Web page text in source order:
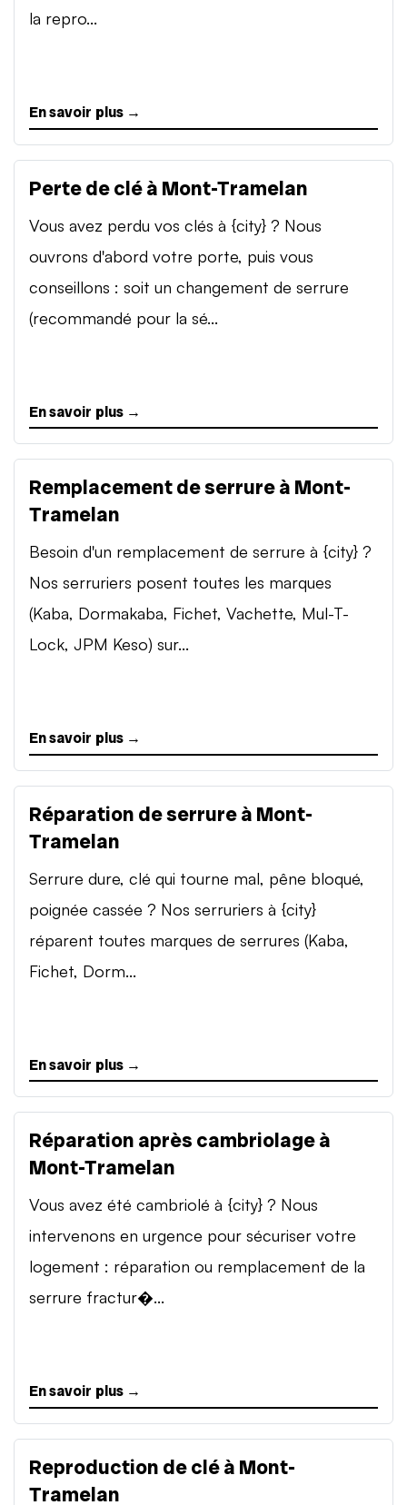
la repro...
En savoir plus →
Perte de clé à Mont-Tramelan
Vous avez perdu vos clés à {city} ? Nous
ouvrons d'abord votre porte, puis vous
conseillons : soit un changement de serrure
(recommandé pour la sé...
En savoir plus →
Remplacement de serrure à Mont-
Tramelan
Besoin d'un remplacement de serrure à {city} ?
Nos serruriers posent toutes les marques
(Kaba, Dormakaba, Fichet, Vachette, Mul-T-
Lock, JPM Keso) sur...
En savoir plus →
Réparation de serrure à Mont-
Tramelan
Serrure dure, clé qui tourne mal, pêne bloqué,
poignée cassée ? Nos serruriers à {city}
réparent toutes marques de serrures (Kaba,
Fichet, Dorm...
En savoir plus →
Réparation après cambriolage à
Mont-Tramelan
Vous avez été cambriolé à {city} ? Nous
intervenons en urgence pour sécuriser votre
logement : réparation ou remplacement de la
serrure fractur�...
En savoir plus →
Reproduction de clé à Mont-
Tramelan